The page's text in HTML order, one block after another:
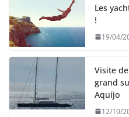
Les
!
19/04/
Visite
grand
Aquijo
12/10/